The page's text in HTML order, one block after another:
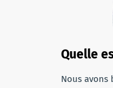
Quelle
Nous avons